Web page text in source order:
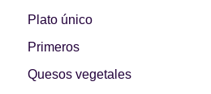
Las Hamburguesas
Plato único
Primeros
Quesos vegetales